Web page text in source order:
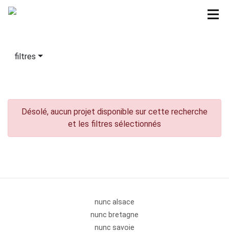
filtres
Désolé, aucun projet disponible sur cette recherche
et les filtres sélectionnés
nunc alsace
nunc bretagne
nunc savoie